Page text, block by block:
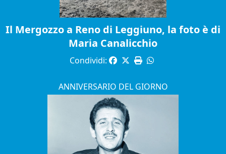
Il Mergozzo a Reno di Leggiuno, la foto è di
Maria Canalicchio
Condividi:
ANNIVERSARIO DEL GIORNO